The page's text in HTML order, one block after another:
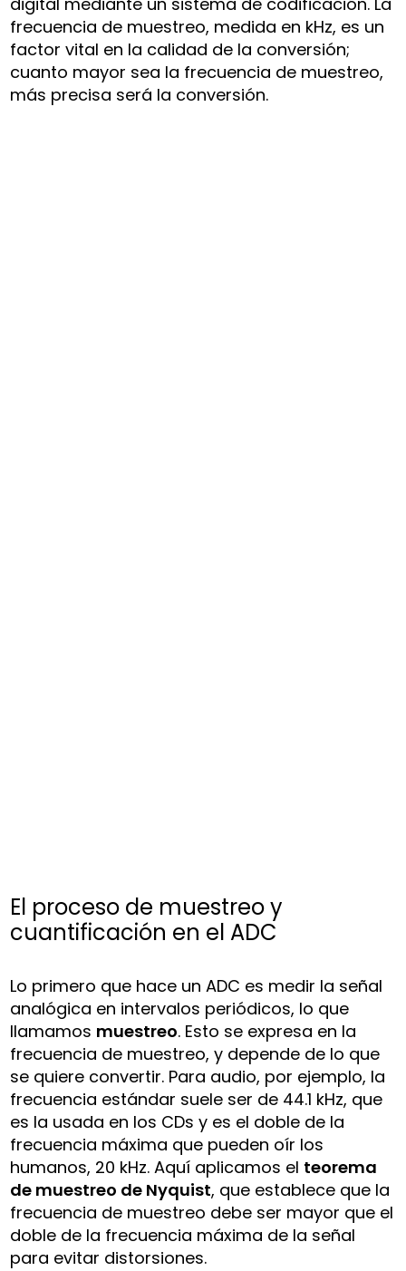
frecuencia de muestreo, medida en kHz, es un
factor vital en la calidad de la conversión;
cuanto mayor sea la frecuencia de muestreo,
más precisa será la conversión.
El proceso de muestreo y
cuantificación en el ADC
Lo primero que hace un ADC es medir la señal
analógica en intervalos periódicos, lo que
llamamos muestreo. Esto se expresa en la
frecuencia de muestreo, y depende de lo que
se quiere convertir. Para audio, por ejemplo, la
frecuencia estándar suele ser de 44.1 kHz, que
es la usada en los CDs y es el doble de la
frecuencia máxima que pueden oír los
humanos, 20 kHz. Aquí aplicamos el teorema
de muestreo de Nyquist, que establece que la
frecuencia de muestreo debe ser mayor que el
doble de la frecuencia máxima de la señal
para evitar distorsiones.